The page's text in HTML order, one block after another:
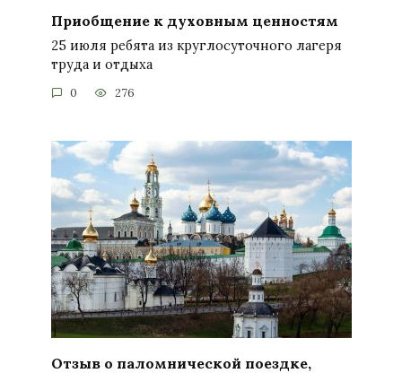
Приобщение к духовным ценностям
25 июля ребята из круглосуточного лагеря
труда и отдыха
0 276
Отзыв о паломнической поездке,